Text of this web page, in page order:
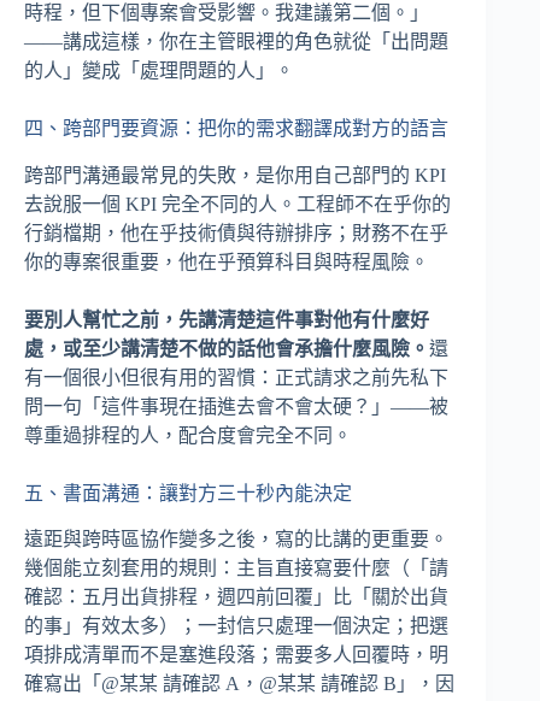
時程，但下個專案會受影響。我建議第二個。」
——講成這樣，你在主管眼裡的角色就從「出問題
的人」變成「處理問題的人」。
四、跨部門要資源：把你的需求翻譯成對方的語言
跨部門溝通最常見的失敗，是你用自己部門的 KPI
去說服一個 KPI 完全不同的人。工程師不在乎你的
行銷檔期，他在乎技術債與待辦排序；財務不在乎
你的專案很重要，他在乎預算科目與時程風險。
要別人幫忙之前，先講清楚這件事對他有什麼好
處，或至少講清楚不做的話他會承擔什麼風險。 還
有一個很小但很有用的習慣：正式請求之前先私下
問一句「這件事現在插進去會不會太硬？」——被
尊重過排程的人，配合度會完全不同。
五、書面溝通：讓對方三十秒內能決定
遠距與跨時區協作變多之後，寫的比講的更重要。
幾個能立刻套用的規則：主旨直接寫要什麼（「請
確認：五月出貨排程，週四前回覆」比「關於出貨
的事」有效太多）；一封信只處理一個決定；把選
項排成清單而不是塞進段落；需要多人回覆時，明
確寫出「@某某 請確認 A，@某某 請確認 B」，因